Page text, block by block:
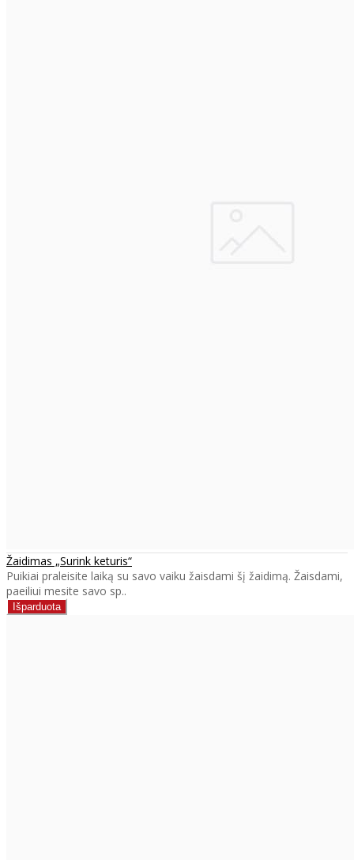
Žaidimas „Surink keturis“
Puikiai praleisite laiką su savo vaiku žaisdami šį žaidimą. Žaisdami,
paeiliui mesite savo sp..